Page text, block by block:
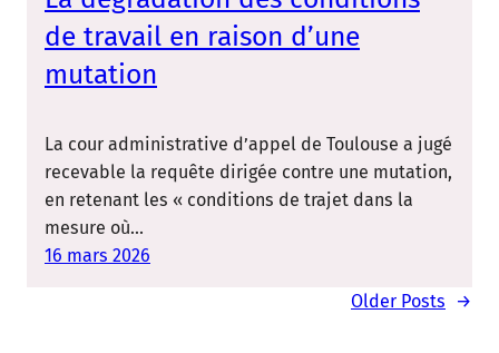
de travail en raison d’une
mutation
La cour administrative d’appel de Toulouse a jugé
recevable la requête dirigée contre une mutation,
en retenant les « conditions de trajet dans la
mesure où…
16 mars 2026
Older Posts →